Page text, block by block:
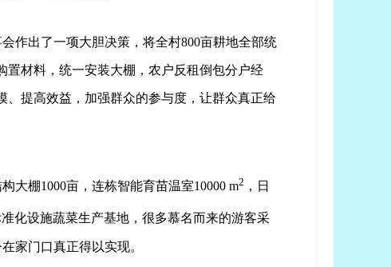
作出了一项大胆决策，将全村800亩耕地全部统
材料，统一安装大棚，农户反租倒包分户经
提高效益，加强群众的参与度，让群众真正给
大棚1000亩，连栋智能育苗温室10000 m2 ，日
化设施蔬菜生产基地，很多慕名而来的游客采
家门口真正得以实现。